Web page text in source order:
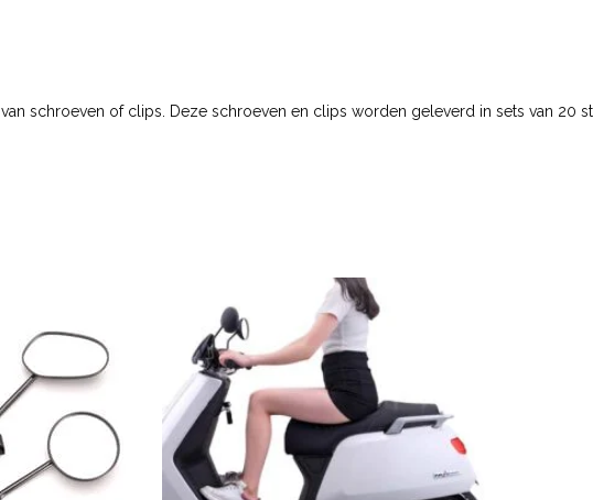
schroeven of clips. Deze schroeven en clips worden geleverd in sets van 20